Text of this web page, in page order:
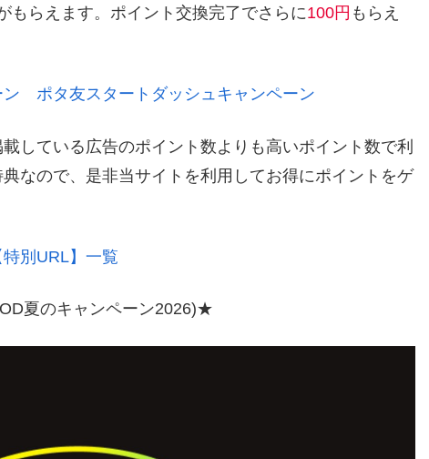
もらえます。ポイント交換完了でさらに100円 もらえ
ン ポタ友スタートダッシュキャンペーン
載している広告のポイント数よりも高いポイント数で利
なので、是非当サイトを利用してお得にポイントをゲ
別URL】一覧
夏のキャンペーン2026)★